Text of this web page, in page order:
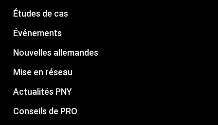
Études de cas
Événements
Nouvelles allemandes
Mise en réseau
Actualités PNY
Conseils de PRO